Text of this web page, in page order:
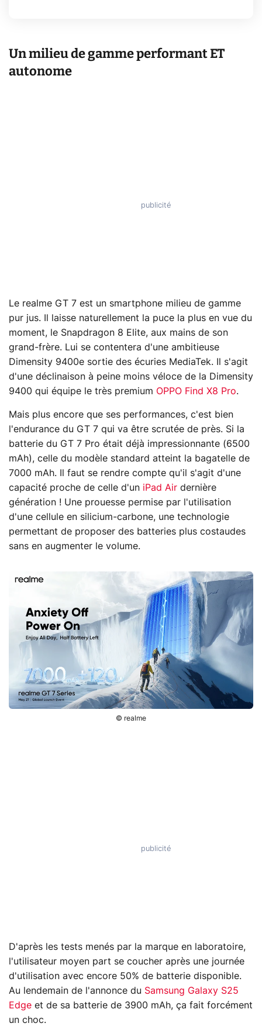
Un milieu de gamme performant ET
autonome
Le realme GT 7 est un smartphone milieu de gamme
pur jus. Il laisse naturellement la puce la plus en vue du
moment, le Snapdragon 8 Elite, aux mains de son
grand-frère. Lui se contentera d'une ambitieuse
Dimensity 9400e sortie des écuries MediaTek. Il s'agit
d'une déclinaison à peine moins véloce de la Dimensity
9400 qui équipe le très premium OPPO Find X8 Pro.
Mais plus encore que ses performances, c'est bien
l'endurance du GT 7 qui va être scrutée de près. Si la
batterie du GT 7 Pro était déjà impressionnante (6500
mAh), celle du modèle standard atteint la bagatelle de
7000 mAh. Il faut se rendre compte qu'il s'agit d'une
capacité proche de celle d'un iPad Air dernière
génération ! Une prouesse permise par l'utilisation
d'une cellule en silicium-carbone, une technologie
permettant de proposer des batteries plus costaudes
sans en augmenter le volume.
© realme
D'après les tests menés par la marque en laboratoire,
l'utilisateur moyen part se coucher après une journée
d'utilisation avec encore 50% de batterie disponible.
Au lendemain de l'annonce du Samsung Galaxy S25
Edge et de sa batterie de 3900 mAh, ça fait forcément
un choc.